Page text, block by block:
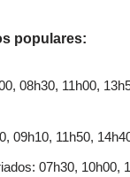
populares:
08h30, 11h00,
09h10, 11h50,
07h30, 10h00,